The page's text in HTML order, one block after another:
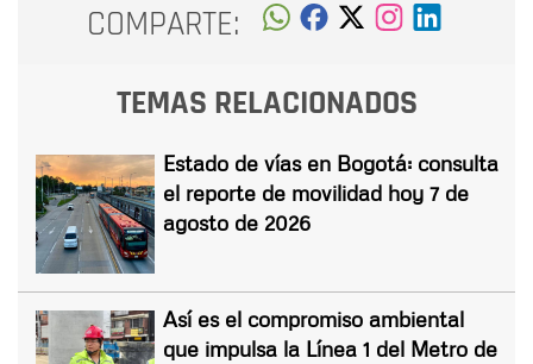
COMPARTE:
TEMAS RELACIONADOS
Estado de vías en Bogotá: consulta
el reporte de movilidad hoy 7 de
agosto de 2026
Así es el compromiso ambiental
que impulsa la Línea 1 del Metro de